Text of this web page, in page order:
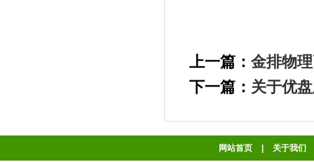
上一篇： 金排物
下一篇： 关于优
网站首页 关于我们